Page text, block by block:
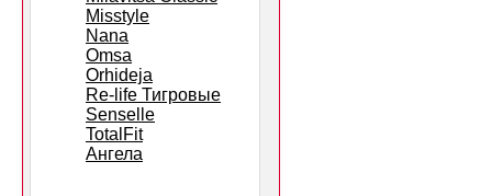
Misstyle
Nana
Omsa
Orhideja
Re-life Тигровые
Senselle
TotalFit
Ангела